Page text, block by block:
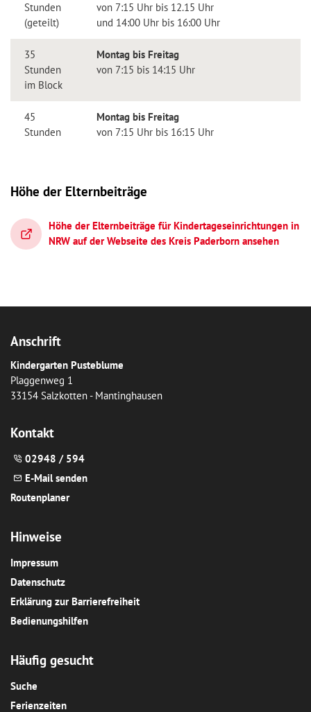
Stunden
(geteilt)
von 7:15 Uhr bis 12.15 Uhr
und 14:00 Uhr bis 16:00 Uhr
35
Stunden
im Block
Montag bis Freitag
von 7:15 bis 14:15 Uhr
45
Stunden
Montag bis Freitag
von 7:15 Uhr bis 16:15 Uhr
Höhe der Elternbeiträge
Höhe der Elternbeiträge für Kindertageseinrichtungen in
NRW auf der Webseite des Kreis Paderborn ansehen
Anschrift
Kindergarten Pusteblume
Plaggenweg 1
33154 Salzkotten - Mantinghausen
Kontakt
02948 / 594
E-Mail senden
Routenplaner
Hinweise
Impressum
Datenschutz
Erklärung zur Barrierefreiheit
Bedienungshilfen
Häufig gesucht
Suche
Ferienzeiten